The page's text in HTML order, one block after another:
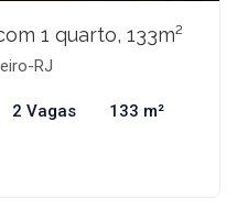
1 quarto, 133m²
RJ
2 Vagas 133 m²